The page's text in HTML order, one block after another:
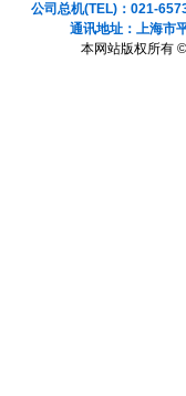
公司总机(TEL)：021-
通讯地址：上海
本网站版权所有